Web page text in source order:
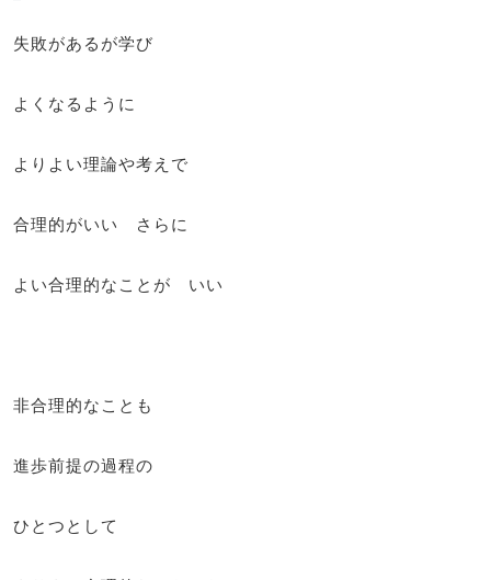
失敗があるが学び
よくなるように
よりよい理論や考えで
合理的がいい さらに
よい合理的なことが いい
非合理的なことも
進歩前提の過程の
ひとつとして